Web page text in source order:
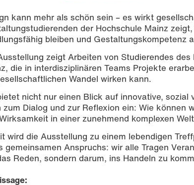
kann mehr als schön sein – es wirkt
der Hochschule Mainz
bleiben und Gestaltungskompetenz
zeigt Arbeiten von Studierendes
die in interdisziplinären Teams Projekte
Wandel wirken kann.
nicht nur einen Blick auf innovative,
zum Dialog und zur Reflexion ein: Wie
in einer zunehmend komplexen
wird die Ausstellung zu einem lebendigen
gemeinsamen Anspruchs: wir alle Tragen
Reden, sondern darum, ins Handeln zu